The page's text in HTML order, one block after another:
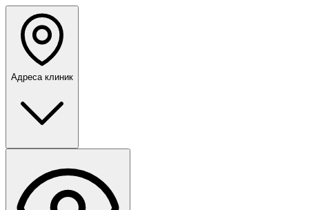
Адреса клиник